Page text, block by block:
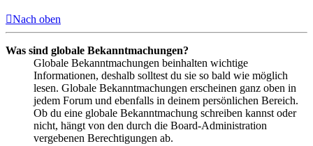
Nach oben
Was sind globale Bekanntmachungen?
Globale Bekanntmachungen beinhalten wichtige
Informationen, deshalb solltest du sie so bald wie möglich
lesen. Globale Bekanntmachungen erscheinen ganz oben in
jedem Forum und ebenfalls in deinem persönlichen Bereich.
Ob du eine globale Bekanntmachung schreiben kannst oder
nicht, hängt von den durch die Board-Administration
vergebenen Berechtigungen ab.